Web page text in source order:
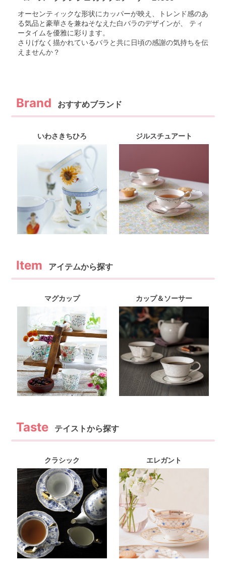
オーセンティックな形状にカッパーが映え、トレンド感のあ
る気品と豪華さを兼ねそなえた白バラのデザインが、 ティ
ータイムを優雅に彩ります。
さりげなく描かれているバラと共に日頃の感謝の気持ちを伝
えませんか？
おすすめブランド
いわさきちひろ ジルスチュアート
アイテムから探す
マグカップ カップ＆ソーサー
テイストから探す
クラシック エレガント